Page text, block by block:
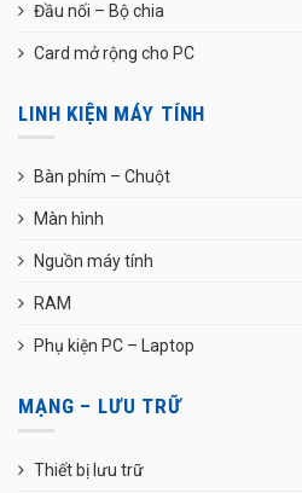
Đầu nối – Bộ chia
Card mở rộng cho PC
LINH KIỆN MÁY TÍNH
Bàn phím – Chuột
Màn hình
Nguồn máy tính
RAM
Phụ kiện PC – Laptop
MẠNG – LƯU TRỮ
Thiết bị lưu trữ